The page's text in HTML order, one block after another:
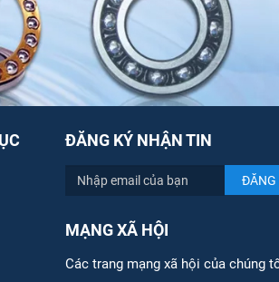
ĐĂNG KÝ NHẬN TIN
MẠNG XÃ HỘI
Các trang mạng xã hội của chúng